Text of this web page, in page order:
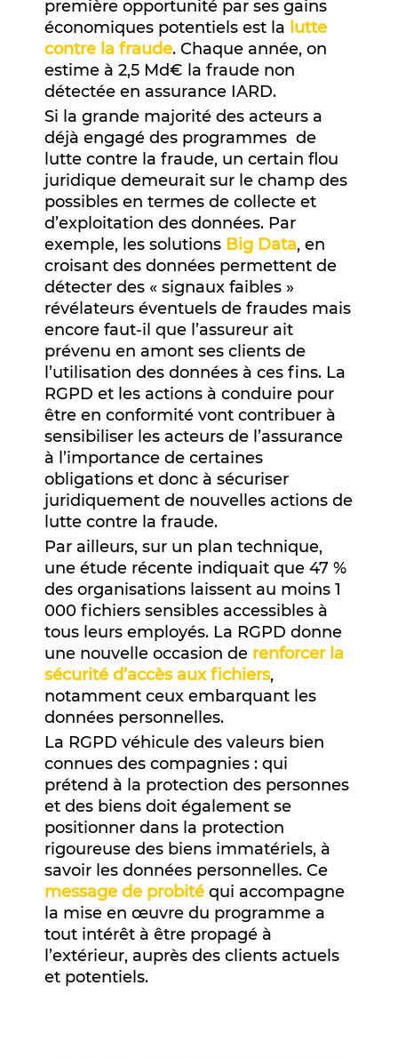
première opportunité par ses gains
économiques potentiels est la lutte
contre la fraude. Chaque année, on
estime à 2,5 Md€ la fraude non
détectée en assurance IARD.
Si la grande majorité des acteurs a
déjà engagé des programmes de
lutte contre la fraude, un certain flou
juridique demeurait sur le champ des
possibles en termes de collecte et
d’exploitation des données. Par
exemple, les solutions Big Data, en
croisant des données permettent de
détecter des « signaux faibles »
révélateurs éventuels de fraudes mais
encore faut-il que l’assureur ait
prévenu en amont ses clients de
l’utilisation des données à ces fins. La
RGPD et les actions à conduire pour
être en conformité vont contribuer à
sensibiliser les acteurs de l’assurance
à l’importance de certaines
obligations et donc à sécuriser
juridiquement de nouvelles actions de
lutte contre la fraude.
Par ailleurs, sur un plan technique,
une étude récente indiquait que 47 %
des organisations laissent au moins 1
000 fichiers sensibles accessibles à
tous leurs employés. La RGPD donne
une nouvelle occasion de renforcer la
sécurité d’accès aux fichiers,
notamment ceux embarquant les
données personnelles.
La RGPD véhicule des valeurs bien
connues des compagnies : qui
prétend à la protection des personnes
et des biens doit également se
positionner dans la protection
rigoureuse des biens immatériels, à
savoir les données personnelles. Ce
message de probité qui accompagne
la mise en œuvre du programme a
tout intérêt à être propagé à
l’extérieur, auprès des clients actuels
et potentiels.